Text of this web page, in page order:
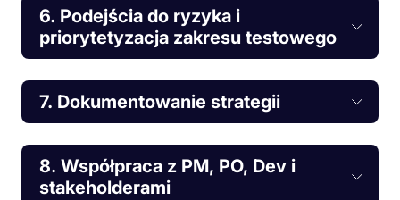
6. Podejścia do ryzyka i
priorytetyzacja zakresu testowego
7. Dokumentowanie strategii
8. Współpraca z PM, PO, Dev i
stakeholderami